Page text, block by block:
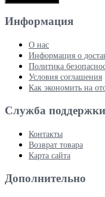
Информация
О нас
Информация о
Политика
Условия соглашения
Как экономить на
Служба поддержки
Контакты
Возврат товара
Карта сайта
Дополнительно